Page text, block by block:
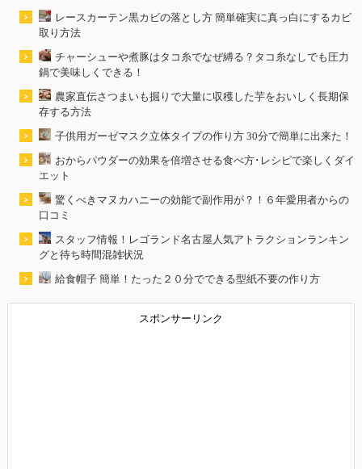
レースカーテン黒カビの落とし方 簡単確実に真っ白にするカビ
取り方法
チャーシューや煮豚はタコ糸でなぜ縛る？タコ糸なしでも圧力
鍋で美味しくできる！
農家直伝さつまいも掘りで大量に収穫した芋をおいしく長期保
存する方法
子供用ガーゼマスク立体タイプの作り方 30分で簡単に出来た！
おからパウダーの効果を倍増させる食べ方･レシピで楽しくダイ
エット
驚くべきマヌカハニーの効能で副作用が？！６年愛用者からの
口コミ
スタッフ情報！レゴランド名古屋人気アトラクションランキン
グと待ち時間混雑状況
給食帽子 簡単！たった２０分でできる型紙不要の作り方
スポンサーリンク